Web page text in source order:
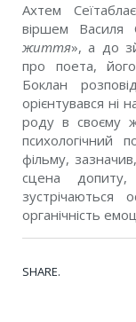
Ахтем
віршем Василя
життя», а до
про поета,
Боклан
орієнтувався ні
роду в своєму
психологічний
фільму,
сцена
органічність
SHARE.